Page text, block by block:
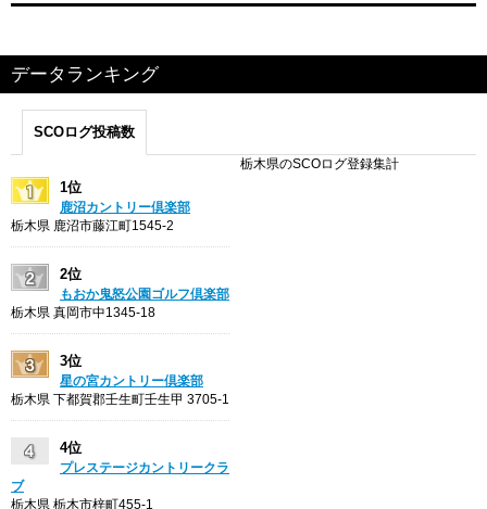
データランキング
SCOログ投稿数
栃木県のSCOログ登録集計
1位
鹿沼カントリー倶楽部
栃木県 鹿沼市藤江町1545-2
2位
もおか鬼怒公園ゴルフ倶楽部
栃木県 真岡市中1345-18
3位
星の宮カントリー倶楽部
栃木県 下都賀郡壬生町壬生甲 3705-1
4位
プレステージカントリークラ
ブ
栃木県 栃木市梓町455-1